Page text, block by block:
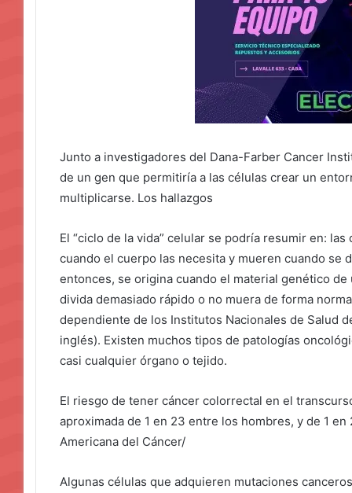
Junto a investigadores del Dana-Farber Cancer
de un gen que permitiría a las células crear un
multiplicarse. Los hallazgos
El “ciclo de la vida” celular se podría resumir en:
cuando el cuerpo las necesita y mueren cuando se
entonces, se origina cuando el material genético
divida demasiado rápido o no muera de forma
dependiente de los Institutos Nacionales de Salud
inglés). Existen muchos tipos de patologías
casi cualquier órgano o tejido.
El riesgo de tener cáncer colorrectal en el
aproximada de 1 en 23 entre los hombres, y de 1
Americana del Cáncer/
Algunas células que adquieren mutaciones